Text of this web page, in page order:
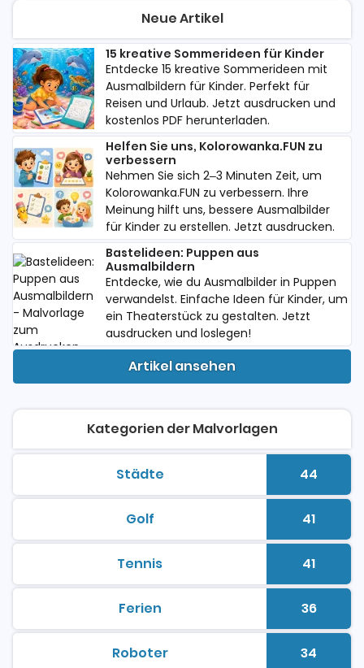
Neue Artikel
15 kreative Sommerideen für Kinder
Entdecke 15 kreative Sommerideen mit
Ausmalbildern für Kinder. Perfekt für
Reisen und Urlaub. Jetzt ausdrucken und
kostenlos PDF herunterladen.
Helfen Sie uns, Kolorowanka.FUN zu
verbessern
Nehmen Sie sich 2–3 Minuten Zeit, um
Kolorowanka.FUN zu verbessern. Ihre
Meinung hilft uns, bessere Ausmalbilder
für Kinder zu erstellen. Jetzt ausdrucken.
Bastelideen: Puppen aus
Ausmalbildern
Entdecke, wie du Ausmalbilder in Puppen
verwandelst. Einfache Ideen für Kinder, um
ein Theaterstück zu gestalten. Jetzt
ausdrucken und loslegen!
Artikel ansehen
Kategorien der Malvorlagen
Städtemalvorlagen zum ausdruckenAnzahl
44
Golfmalvorlagen zum ausdruckenAnzahl
41
Tennismalvorlagen zum ausdruckenAnzahl
41
Ferienmalvorlagen zum ausdruckenAnzahl
36
Robotermalvorlagen zum ausdruckenAnzahl
34